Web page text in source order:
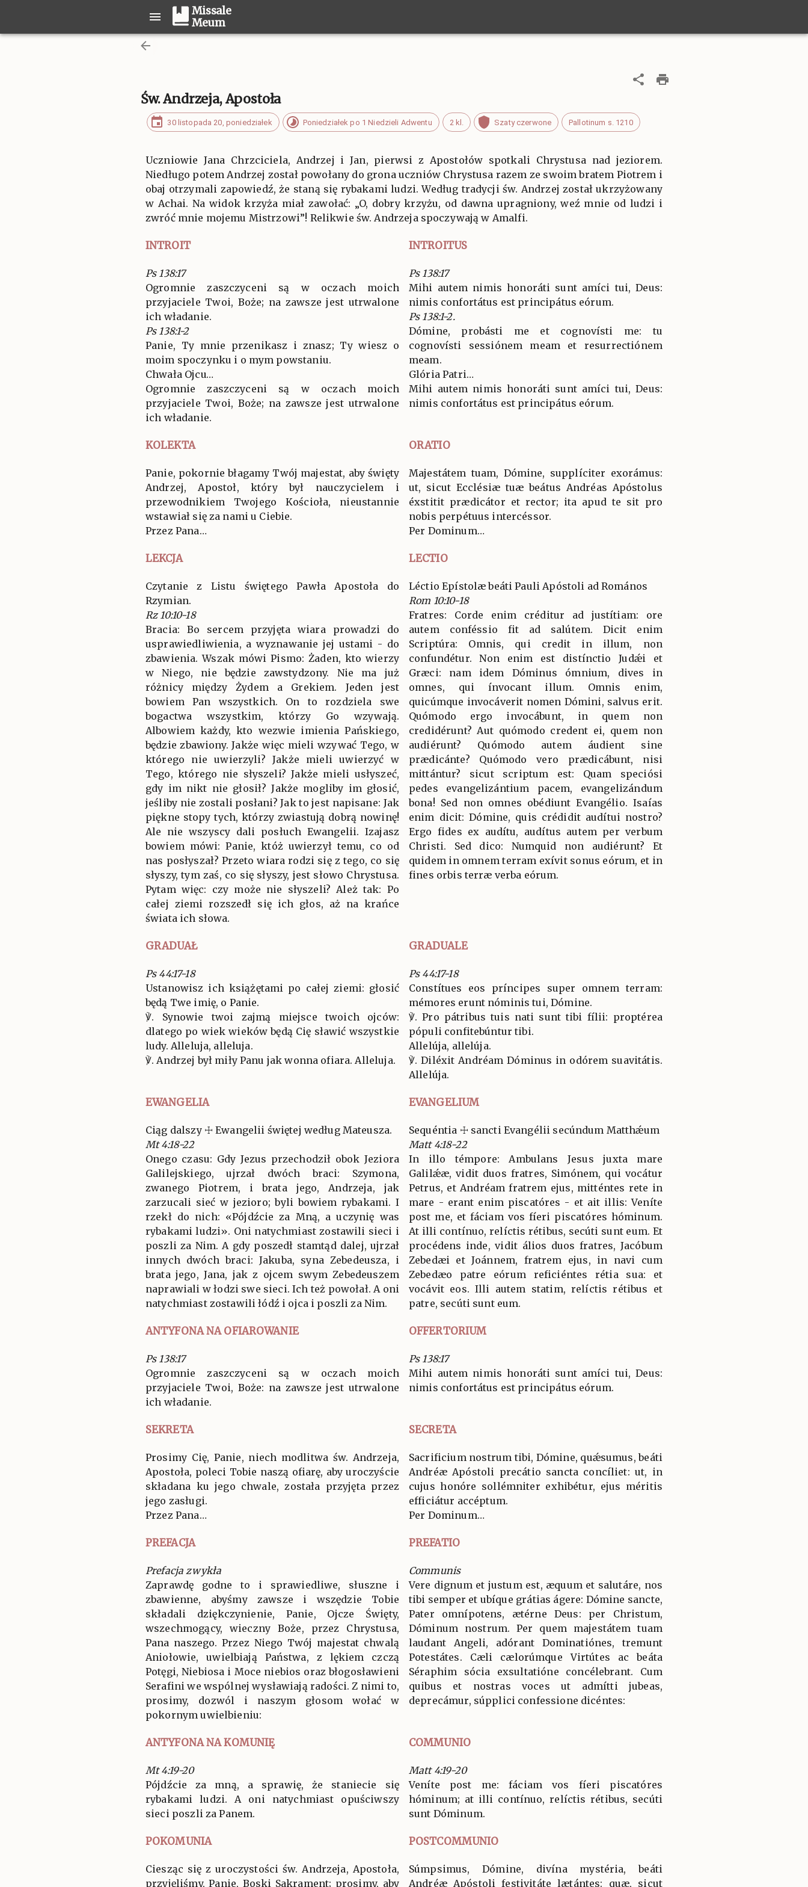
Missale
Meum
Św. Andrzeja, Apostoła
30 listopada 20, poniedziałek Poniedziałek po 1 Niedzieli Adwentu 2 kl. Szaty czerwone Pallotinum s. 1210
Uczniowie Jana Chrzciciela, Andrzej i Jan, pierwsi z Apostołów spotkali Chrystusa nad jeziorem.
Niedługo potem Andrzej został powołany do grona uczniów Chrystusa razem ze swoim bratem Piotrem i
obaj otrzymali zapowiedź, że staną się rybakami ludzi. Według tradycji św. Andrzej został ukrzyżowany
w Achai. Na widok krzyża miał zawołać: „O, dobry krzyżu, od dawna upragniony, weź mnie od ludzi i
zwróć mnie mojemu Mistrzowi”! Relikwie św. Andrzeja spoczywają w Amalfi.
INTROIT INTROITUS
Ps 138:17
Ogromnie zaszczyceni są w oczach moich
przyjaciele Twoi, Boże; na zawsze jest utrwalone
ich władanie.
Ps 138:1-2
Panie, Ty mnie przenikasz i znasz; Ty wiesz o
moim spoczynku i o mym powstaniu.
Chwała Ojcu…
Ogromnie zaszczyceni są w oczach moich
przyjaciele Twoi, Boże; na zawsze jest utrwalone
ich władanie.
Ps 138:17
Mihi autem nimis honoráti sunt amíci tui, Deus:
nimis confortátus est principátus eórum.
Ps 138:1-2.
Dómine, probásti me et cognovísti me: tu
cognovísti sessiónem meam et resurrectiónem
meam.
Glória Patri…
Mihi autem nimis honoráti sunt amíci tui, Deus:
nimis confortátus est principátus eórum.
KOLEKTA ORATIO
Panie, pokornie błagamy Twój majestat, aby święty
Andrzej, Apostoł, który był nauczycielem i
przewodnikiem Twojego Kościoła, nieustannie
wstawiał się za nami u Ciebie.
Przez Pana…
Majestátem tuam, Dómine, supplíciter exorámus:
ut, sicut Ecclésiæ tuæ beátus Andréas Apóstolus
éxstitit prædicátor et rector; ita apud te sit pro
nobis perpétuus intercéssor.
Per Dominum…
LEKCJA LECTIO
Czytanie z Listu świętego Pawła Apostoła do
Rzymian.
Rz 10:10-18
Bracia: Bo sercem przyjęta wiara prowadzi do
usprawiedliwienia, a wyznawanie jej ustami - do
zbawienia. Wszak mówi Pismo: Żaden, kto wierzy
w Niego, nie będzie zawstydzony. Nie ma już
różnicy między Żydem a Grekiem. Jeden jest
bowiem Pan wszystkich. On to rozdziela swe
bogactwa wszystkim, którzy Go wzywają.
Albowiem każdy, kto wezwie imienia Pańskiego,
będzie zbawiony. Jakże więc mieli wzywać Tego, w
którego nie uwierzyli? Jakże mieli uwierzyć w
Tego, którego nie słyszeli? Jakże mieli usłyszeć,
gdy im nikt nie głosił? Jakże mogliby im głosić,
jeśliby nie zostali posłani? Jak to jest napisane: Jak
piękne stopy tych, którzy zwiastują dobrą nowinę!
Ale nie wszyscy dali posłuch Ewangelii. Izajasz
bowiem mówi: Panie, któż uwierzył temu, co od
nas posłyszał? Przeto wiara rodzi się z tego, co się
słyszy, tym zaś, co się słyszy, jest słowo Chrystusa.
Pytam więc: czy może nie słyszeli? Ależ tak: Po
całej ziemi rozszedł się ich głos, aż na krańce
świata ich słowa.
Léctio Epístolæ beáti Pauli Apóstoli ad Romános
Rom 10:10-18
Fratres: Corde enim créditur ad justítiam: ore
autem conféssio fit ad salútem. Dicit enim
Scriptúra: Omnis, qui credit in illum, non
confundétur. Non enim est distínctio Judǽi et
Græci: nam idem Dóminus ómnium, dives in
omnes, qui ínvocant illum. Omnis enim,
quicúmque invocáverit nomen Dómini, salvus erit.
Quómodo ergo invocábunt, in quem non
credidérunt? Aut quómodo credent ei, quem non
audiérunt? Quómodo autem áudient sine
prædicánte? Quómodo vero prædicábunt, nisi
mittántur? sicut scriptum est: Quam speciósi
pedes evangelizántium pacem, evangelizándum
bona! Sed non omnes obédiunt Evangélio. Isaías
enim dicit: Dómine, quis crédidit audítui nostro?
Ergo fides ex audítu, audítus autem per verbum
Christi. Sed dico: Numquid non audiérunt? Et
quidem in omnem terram exívit sonus eórum, et in
fines orbis terræ verba eórum.
GRADUAŁ GRADUALE
Ps 44:17-18
Ustanowisz ich książętami po całej ziemi: głosić
będą Twe imię, o Panie.
℣. Synowie twoi zajmą miejsce twoich ojców:
dlatego po wiek wieków będą Cię sławić wszystkie
ludy. Alleluja, alleluja.
℣. Andrzej był miły Panu jak wonna ofiara. Alleluja.
Ps 44:17-18
Constítues eos príncipes super omnem terram:
mémores erunt nóminis tui, Dómine.
℣. Pro pátribus tuis nati sunt tibi fílii: proptérea
pópuli confitebúntur tibi.
Allelúja, allelúja.
℣. Diléxit Andréam Dóminus in odórem suavitátis.
Allelúja.
EWANGELIA EVANGELIUM
Ciąg dalszy ☩ Ewangelii świętej według Mateusza.
Mt 4:18-22
Onego czasu: Gdy Jezus przechodził obok Jeziora
Galilejskiego, ujrzał dwóch braci: Szymona,
zwanego Piotrem, i brata jego, Andrzeja, jak
zarzucali sieć w jezioro; byli bowiem rybakami. I
rzekł do nich: «Pójdźcie za Mną, a uczynię was
rybakami ludzi». Oni natychmiast zostawili sieci i
poszli za Nim. A gdy poszedł stamtąd dalej, ujrzał
innych dwóch braci: Jakuba, syna Zebedeusza, i
brata jego, Jana, jak z ojcem swym Zebedeuszem
naprawiali w łodzi swe sieci. Ich też powołał. A oni
natychmiast zostawili łódź i ojca i poszli za Nim.
Sequéntia ☩ sancti Evangélii secúndum Matthǽum
Matt 4:18-22
In illo témpore: Ambulans Jesus juxta mare
Galilǽæ, vidit duos fratres, Simónem, qui vocátur
Petrus, et Andréam fratrem ejus, mitténtes rete in
mare - erant enim piscatóres - et ait illis: Veníte
post me, et fáciam vos fíeri piscatóres hóminum.
At illi contínuo, relíctis rétibus, secúti sunt eum. Et
procédens inde, vidit álios duos fratres, Jacóbum
Zebedæi et Joánnem, fratrem ejus, in navi cum
Zebedæo patre eórum reficiéntes rétia sua: et
vocávit eos. Illi autem statim, relíctis rétibus et
patre, secúti sunt eum.
ANTYFONA NA OFIAROWANIE OFFERTORIUM
Ps 138:17
Ogromnie zaszczyceni są w oczach moich
przyjaciele Twoi, Boże: na zawsze jest utrwalone
ich władanie.
Ps 138:17
Mihi autem nimis honoráti sunt amíci tui, Deus:
nimis confortátus est principátus eórum.
SEKRETA SECRETA
Prosimy Cię, Panie, niech modlitwa św. Andrzeja,
Apostoła, poleci Tobie naszą ofiarę, aby uroczyście
składana ku jego chwale, została przyjęta przez
jego zasługi.
Przez Pana…
Sacrificium nostrum tibi, Dómine, quǽsumus, beáti
Andréæ Apóstoli precátio sancta concíliet: ut, in
cujus honóre sollémniter exhibétur, ejus méritis
efficiátur accéptum.
Per Dominum…
PREFACJA PREFATIO
Prefacja zwykła
Zaprawdę godne to i sprawiedliwe, słuszne i
zbawienne, abyśmy zawsze i wszędzie Tobie
składali dziękczynienie, Panie, Ojcze Święty,
wszechmogący, wieczny Boże, przez Chrystusa,
Pana naszego. Przez Niego Twój majestat chwalą
Aniołowie, uwielbiają Państwa, z lękiem czczą
Potęgi, Niebiosa i Moce niebios oraz błogosławieni
Serafini we wspólnej wysławiają radości. Z nimi to,
prosimy, dozwól i naszym głosom wołać w
pokornym uwielbieniu:
Communis
Vere dignum et justum est, æquum et salutáre, nos
tibi semper et ubíque grátias ágere: Dómine sancte,
Pater omnípotens, ætérne Deus: per Christum,
Dóminum nostrum. Per quem majestátem tuam
laudant Angeli, adórant Dominatiónes, tremunt
Potestátes. Cæli cælorúmque Virtútes ac beáta
Séraphim sócia exsultatióne concélebrant. Cum
quibus et nostras voces ut admítti jubeas,
deprecámur, súpplici confessione dicéntes:
ANTYFONA NA KOMUNIĘ COMMUNIO
Mt 4:19-20
Pójdźcie za mną, a sprawię, że staniecie się
rybakami ludzi. A oni natychmiast opuściwszy
sieci poszli za Panem.
Matt 4:19-20
Veníte post me: fáciam vos fíeri piscatóres
hóminum; at illi contínuo, relíctis rétibus, secúti
sunt Dóminum.
POKOMUNIA POSTCOMMUNIO
Ciesząc się z uroczystości św. Andrzeja, Apostoła,
przyjęliśmy, Panie, Boski Sakrament; prosimy, aby
Súmpsimus, Dómine, divína mystéria, beáti
Andréæ Apóstoli festivitáte lætántes: quæ, sicut